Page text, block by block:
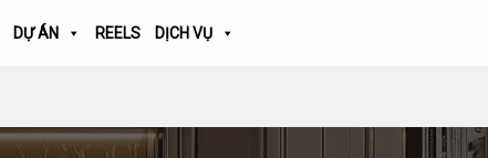
DỰ ÁN REELS DỊCH VỤ